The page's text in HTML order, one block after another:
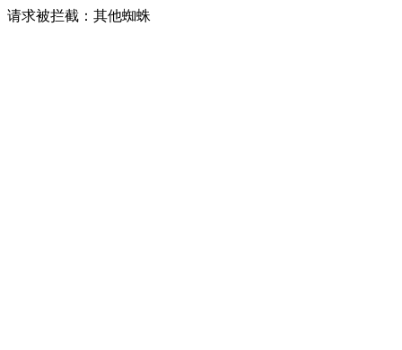
请求被拦截：其他蜘蛛